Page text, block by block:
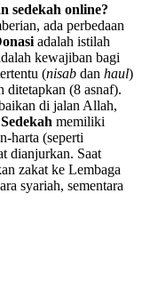
sedekah online?
ada perbedaan
adalah istilah
kewajiban bagi
(nisab dan haul)
ditetapkan (8 asnaf).
di jalan Allah,
Sedekah memiliki
harta (seperti
dianjurkan. Saat
zakat ke Lembaga
syariah, sementara